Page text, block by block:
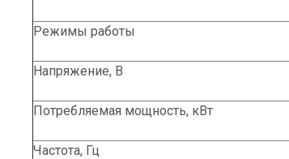
Режимы работы
Напряжение, В
Потребляемая мощность, кВт
Частота, Гц